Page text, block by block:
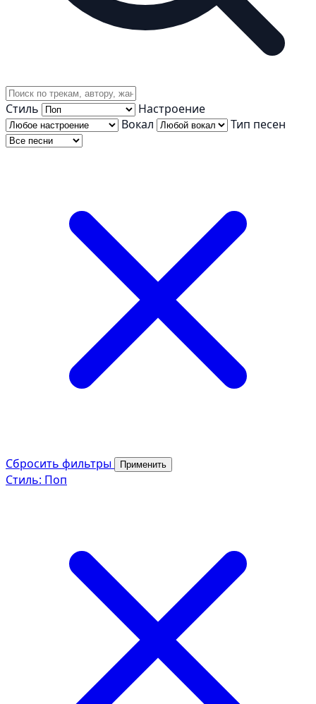
Стиль
Настроение
Вокал
Тип песен
Сбросить фильтры Применить
Стиль: Поп